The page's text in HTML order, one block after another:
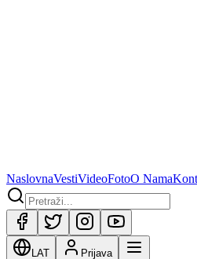
NaslovnaVestiVideoFotoO Nama
LAT Prijava